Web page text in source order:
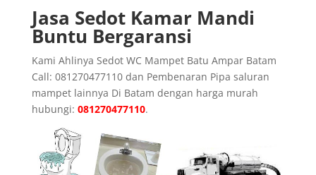
Jasa Sedot Kamar Mandi
Buntu Bergaransi
Kami Ahlinya Sedot WC Mampet Batu Ampar Batam
Call: 081270477110 dan Pembenaran Pipa saluran
mampet lainnya Di Batam dengan harga murah
hubungi: 081270477110.